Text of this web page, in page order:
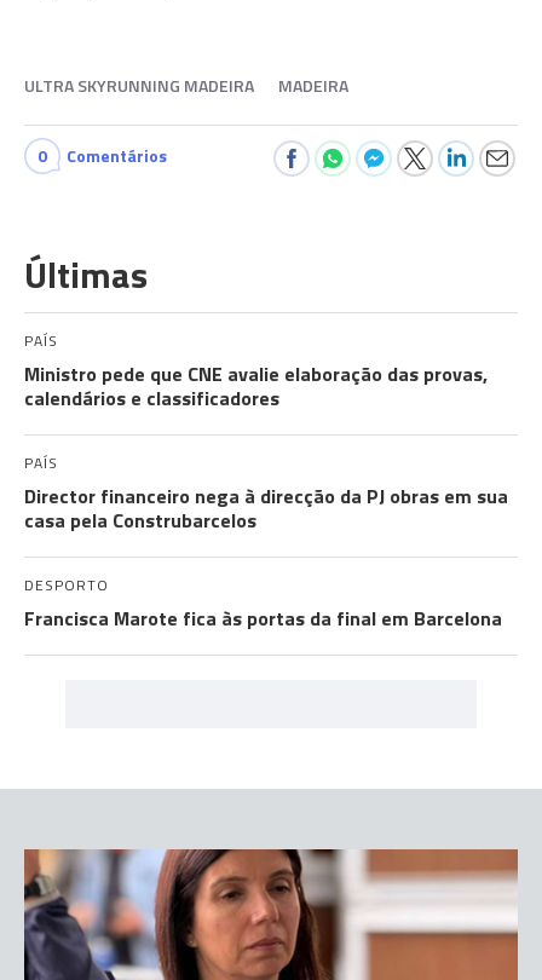
ULTRA SKYRUNNING MADEIRA MADEIRA
0 Comentários
Últimas
PAÍS
Ministro pede que CNE avalie elaboração das provas,
calendários e classificadores
PAÍS
Director financeiro nega à direcção da PJ obras em sua
casa pela Construbarcelos
DESPORTO
Francisca Marote fica às portas da final em Barcelona